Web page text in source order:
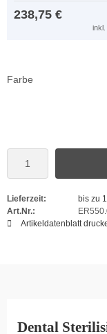
238,75 €
inkl.
Farbe
Lieferzeit:
bis zu
Art.Nr.:
Artikeldatenblatt
Dental